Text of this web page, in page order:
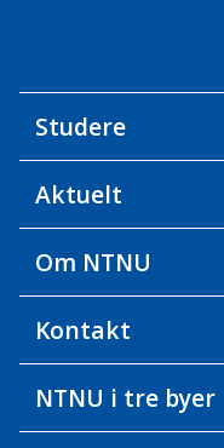
Studere
Aktuelt
Om NTNU
Kontakt
NTNU i tre byer